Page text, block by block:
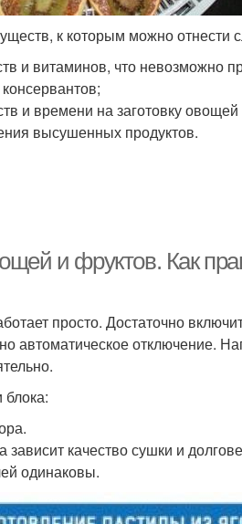
к которым можно отнести
и витаминов, что невозможно
и времени на заготовку
высушенных продуктов.
и фруктов. Как
просто. Достаточно
автоматическое отключение.
зависит качество сушки и
одинаковы.